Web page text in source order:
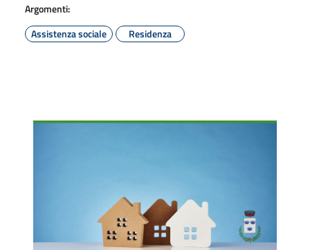
Argomenti:
Assistenza sociale
Residenza